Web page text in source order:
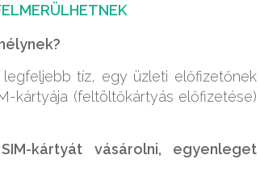
tíz, egy üzleti előfizetőnek
kártyája (feltöltőkártyás előfizetése)
kártyát vásárolni, egyenleget